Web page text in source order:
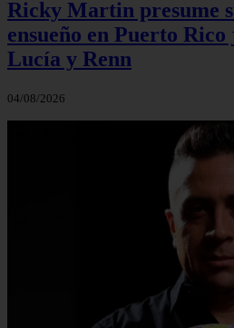
Ricky Martin presume
ensueño en Puerto
Lucía y Renn
04/08/2026